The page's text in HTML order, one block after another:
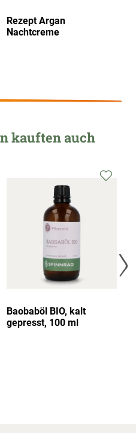
Rezept Argan
Nachtcreme
kauften auch
Baobaböl BIO, kalt
gepresst, 100 ml